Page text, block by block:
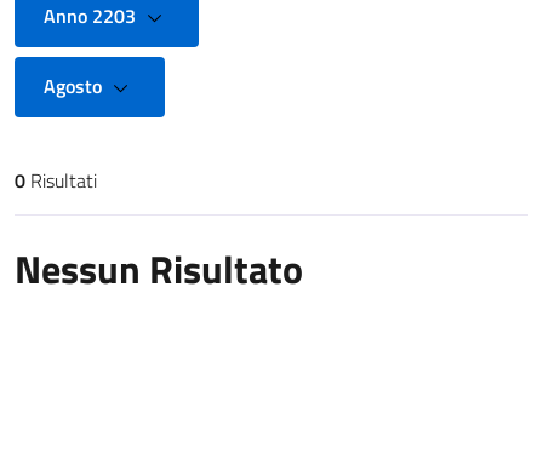
Anno 2203
Agosto
Risultati di ricerca
0 Risultati
Nessun Risultato